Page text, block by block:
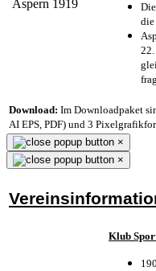
die
Download: Im Downloadpaket
AI EPS, PDF) und 3
×
×
Klub